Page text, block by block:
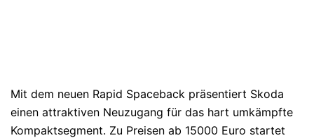
Mit dem neuen Rapid Spaceback präsentiert Skoda
einen attraktiven Neuzugang für das hart umkämpfte
Kompaktsegment. Zu Preisen ab 15000 Euro startet